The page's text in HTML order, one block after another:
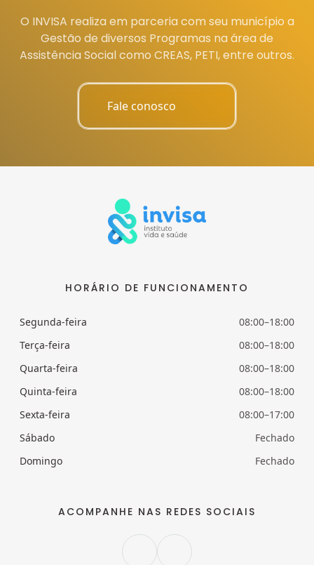
O INVISA realiza em parceria com seu município a
Gestão de diversos Programas na área de
Assistência Social como CREAS, PETI, entre outros.
Fale conosco
HORÁRIO DE FUNCIONAMENTO
Segunda-feira
08:00–18:00
Terça-feira
08:00–18:00
Quarta-feira
08:00–18:00
Quinta-feira
08:00–18:00
Sexta-feira
08:00–17:00
Sábado
Fechado
Domingo
Fechado
ACOMPANHE NAS REDES SOCIAIS